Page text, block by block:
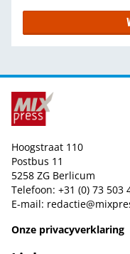
Hoogstraat 110
Postbus 11
5258 ZG Berlicum
Telefoon: +31 (0) 73 503
E-mail:
Onze privacyverklaring